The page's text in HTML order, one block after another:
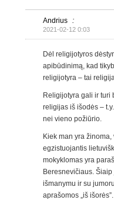
Andrius :
2021-02-12 0:03
Dėl religijotyros
apibūdinimą, kad
religijotyra – tai religija
Religijotyra gali ir turi
religijas iš išodės –
nei vieno požiūrio.
Kiek man yra
egzistuojantis
mokyklomas yra
Beresnevičiaus.
išmanymu ir su
aprašomos „iš